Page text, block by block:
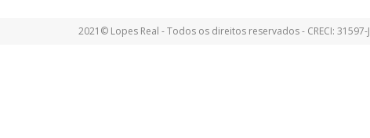
2021© Lopes Real - Todos os direitos reservados - CRECI: 31597-J